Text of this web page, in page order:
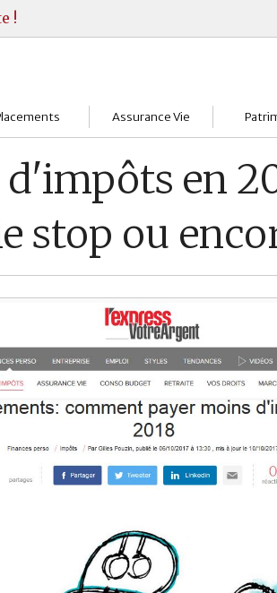
!
Bourses
d’investissments
vie
Livrets
Divers
Assurance Vie
Assureurs
Choisir
Comprendre
Contrats
Gérer
Conseil
en
stop ou